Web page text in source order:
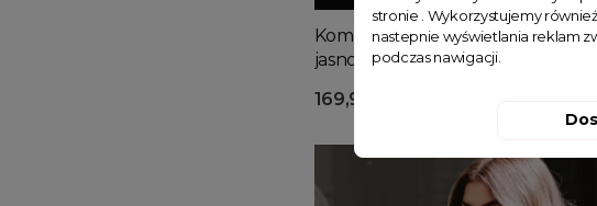
Komplet sweterkowy Just Mine
jasnobeżowy
169,99 zł
stronie . Wykorzystujemy
nastepnie wyświetlania reklam
podczas nawigacji.